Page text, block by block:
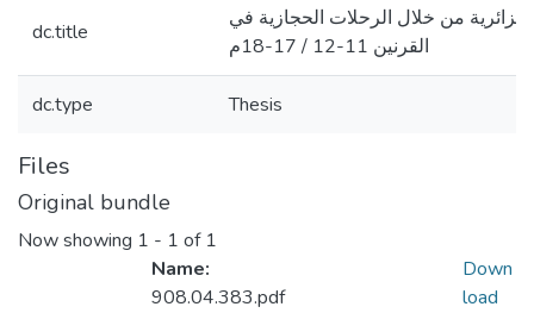
dc.title
من خلال الرحلات الحجازية في
القرنين 11-12 / 17-18م
dc.type Thesis
Files
Original bundle
Now showing 1 - 1 of 1
Name:
908.04.383.pdf
Down
load